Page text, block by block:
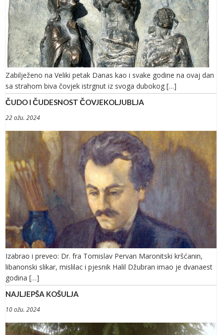
Zabilježeno na Veliki petak Danas kao i svake godine na ovaj dan
sa strahom biva čovjek istrgnut iz svoga dubokog […]
ČUDO I ČUDESNOST ČOVJEKOLJUBLJA
22 ožu. 2024
Izabrao i preveo: Dr. fra Tomislav Pervan Maronitski kršćanin,
libanonski slikar, mislilac i pjesnik Halil Džubran imao je dvanaest
godina […]
NAJLJEPŠA KOŠULJA
10 ožu. 2024